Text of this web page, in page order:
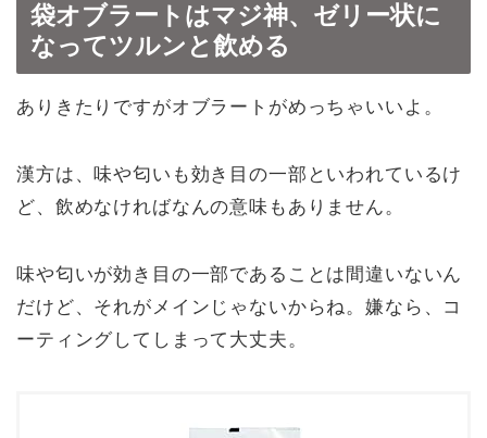
袋オブラートはマジ神、ゼリー状に
なってツルンと飲める
ありきたりですがオブラートがめっちゃいいよ。
漢方は、味や匂いも効き目の一部といわれているけ
ど、飲めなければなんの意味もありません。
味や匂いが効き目の一部であることは間違いないん
だけど、それがメインじゃないからね。嫌なら、コ
ーティングしてしまって大丈夫。